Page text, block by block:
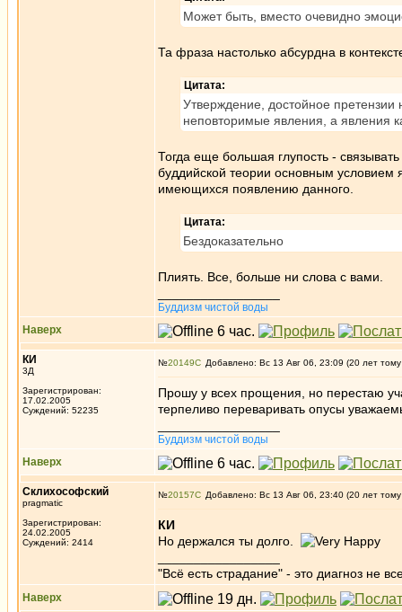
Может быть, вместо очевидно
Та фраза настолько абсурдна в
Цитата:
Утверждение, достойное
неповторимые явления, а явления
Тогда еще большая глупость -
буддийской теории основным условием
имеющихся появлению данного.
Цитата:
Бездоказательно
Плиять. Все, больше ни слова с вами.
Буддизм чистой воды
Наверх
КИ
3Д
Зарегистрирован:
17.02.2005
Суждений: 52235
№20149 Добавлено: Вс 13 Авг 06, 23:09 (20 лет
Прошу у всех прощения, но перестаю
терпеливо переваривать опусы
Буддизм чистой воды
Наверх
Склихософский
pragmatic
Зарегистрирован:
24.02.2005
Суждений: 2414
№20157 Добавлено: Вс 13 Авг 06, 23:40 (20 лет
КИ
Но держался ты долго.
"Всё есть страдание" - это диагноз не
Наверх